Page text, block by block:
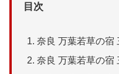
目次
奈良 万葉若草の宿
奈良 万葉若草の宿